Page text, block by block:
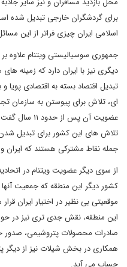
برای گردشگران خارجی تبدیل شده
اسلامی ایران چیزی فراتر از این
جمهوری سوسیالیستی ویتنام علاوه
دیگری نیز با ایران دارد که زمینه
تبدیل اقتصاد بسته به اقتصادی پویا
ای، تلاش برای پیوستن به سازمان
عضویت آن پس
تلاش های این کشور برای تبدیل
جمله نقاط مشترکی هستند که ایران و
موقعیتی بی نظیر در اختیار ایران
این منطقه، نقش جدی تری نیز در
صادرات محصولات پتروشیمی، صدور
همکاری در بخش شیلات نیز از دیگر
حساب می آید.